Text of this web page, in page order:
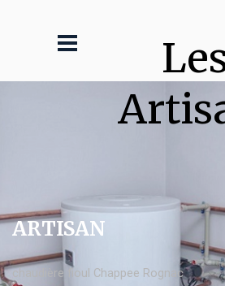
ARTISAN
chaudière fioul Chappee Rognac